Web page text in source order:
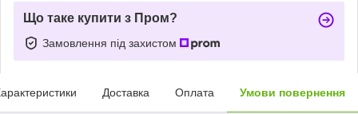
Що таке купити з Пром?
Замовлення під захистом
Доставка Оплата Умови повернення